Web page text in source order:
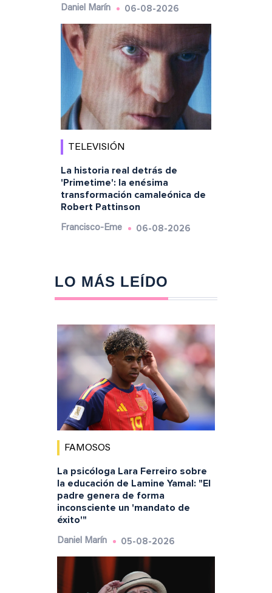
Daniel Marín 06-08-2026
TELEVISIÓN
La historia real detrás de
'Primetime': la enésima
transformación camaleónica de
Robert Pattinson
Francisco-Eme 06-08-2026
LO MÁS LEÍDO
FAMOSOS
La psicóloga Lara Ferreiro sobre
la educación de Lamine Yamal: "El
padre genera de forma
inconsciente un 'mandato de
éxito'"
Daniel Marín 05-08-2026